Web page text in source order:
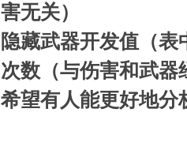
害无关）
隐藏武器开发值（
次数（与伤害和武器
希望有人能更好地分